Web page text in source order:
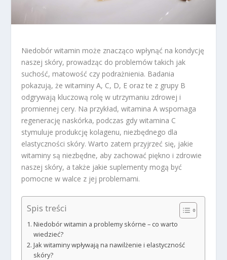
Niedobór witamin może znacząco wpłynąć na kondycję
naszej skóry, prowadząc do problemów takich jak
suchość, matowość czy podrażnienia. Badania
pokazują, że witaminy A, C, D, E oraz te z grupy B
odgrywają kluczową rolę w utrzymaniu zdrowej i
promiennej cery. Na przykład, witamina A wspomaga
regenerację naskórka, podczas gdy witamina C
stymuluje produkcję kolagenu, niezbędnego dla
elastyczności skóry. Warto zatem przyjrzeć się, jakie
witaminy są niezbędne, aby zachować piękno i zdrowie
naszej skóry, a także jakie suplementy mogą być
pomocne w walce z jej problemami.
Spis treści
Niedobór witamin a problemy skórne – co warto
wiedzieć?
Jak witaminy wpływają na nawilżenie i elastyczność
skóry?